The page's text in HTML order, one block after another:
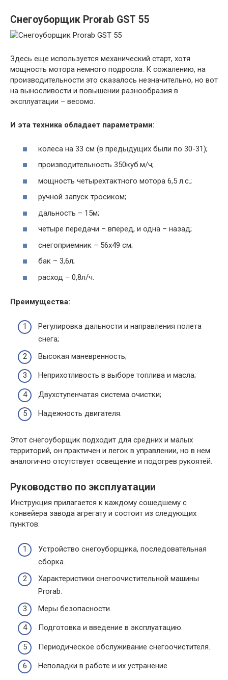
Снегоуборщик Prorab GST 55
Здесь еще используется механический старт, хотя
мощность мотора немного подросла. К сожалению, на
производительности это сказалось незначительно, но вот
на выносливости и повышении разнообразия в
эксплуатации – весомо.
И эта техника обладает параметрами:
колеса на 33 см (в предыдущих были по 30-31);
производительность 350куб.м/ч;
мощность четырехтактного мотора 6,5 л.с.;
ручной запуск тросиком;
дальность – 15м;
четыре передачи – вперед, и одна – назад;
снегоприемник – 56х49 см;
бак – 3,6л;
расход – 0,8л/ч.
Преимущества:
Регулировка дальности и направления полета
снега;
Высокая маневренность;
Неприхотливость в выборе топлива и масла;
Двухступенчатая система очистки;
Надежность двигателя.
Этот снегоуборщик подходит для средних и малых
территорий, он практичен и легок в управлении, но в нем
аналогично отсутствует освещение и подогрев рукоятей.
Руководство по эксплуатации
Инструкция прилагается к каждому сошедшему с
конвейера завода агрегату и состоит из следующих
пунктов:
Устройство снегоуборщика, последовательная
сборка.
Характеристики снегоочистительной машины
Prorab.
Меры безопасности.
Подготовка и введение в эксплуатацию.
Периодическое обслуживание снегоочистителя.
Неполадки в работе и их устранение.